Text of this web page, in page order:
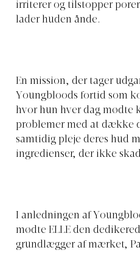
irriterer og tilstopper
lader huden ånde.
En mission, der tager
Youngbloods fortid som
hvor hun hver dag mødte
problemer med at dække
samtidig pleje deres hud
ingredienser, der ikke
I anledningen af
mødte ELLE den
grundlægger af mærket,